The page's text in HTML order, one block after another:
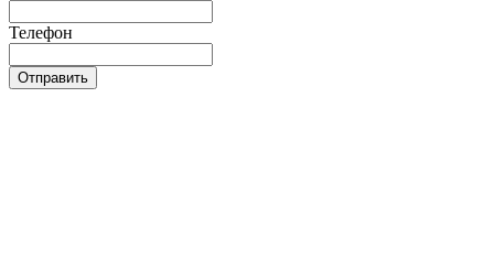
Телефон
Отправить